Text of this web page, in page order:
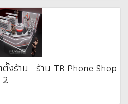
ร้าน : ร้าน TR Phone Shop
2